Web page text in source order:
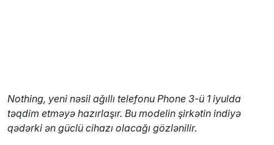
Nothing, yeni nəsil ağıllı telefonu Phone 3-ü 1 iyulda
təqdim etməyə hazırlaşır. Bu modelin şirkətin indiyə
qədərki ən güclü cihazı olacağı gözlənilir.